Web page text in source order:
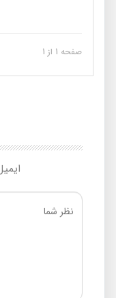
صفحه 1 از 1
ایمیل